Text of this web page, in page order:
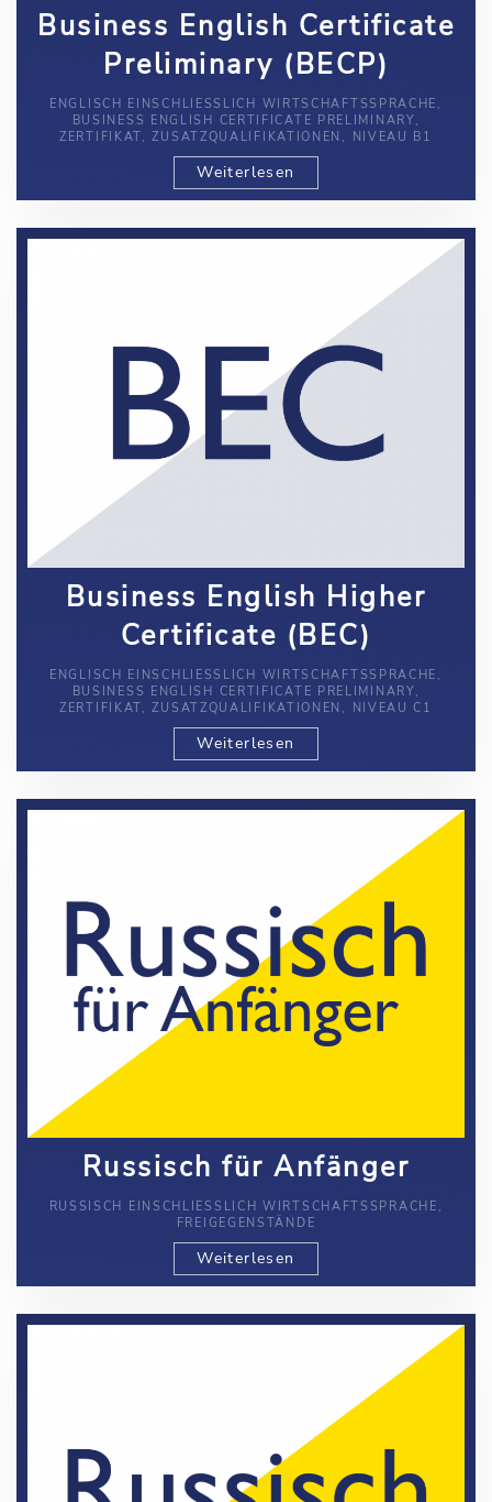
Business English Certificate
Preliminary (BECP)
ENGLISCH EINSCHLIESSLICH WIRTSCHAFTSSPRACHE, B
USINESS ENGLISH CERTIFICATE PRELIMINARY, Z
ERTIFIKAT, ZUSATZQUALIFIKATIONEN, NIVEAU B1
Weiterlesen
Business English Higher
Certificate (BEC)
ENGLISCH EINSCHLIESSLICH WIRTSCHAFTSSPRACHE, B
USINESS ENGLISH CERTIFICATE PRELIMINARY, Z
ERTIFIKAT, ZUSATZQUALIFIKATIONEN, NIVEAU C1
Weiterlesen
Russisch für Anfänger
RUSSISCH EINSCHLIESSLICH WIRTSCHAFTSSPRACHE, F
REIGEGENSTÄNDE
Weiterlesen